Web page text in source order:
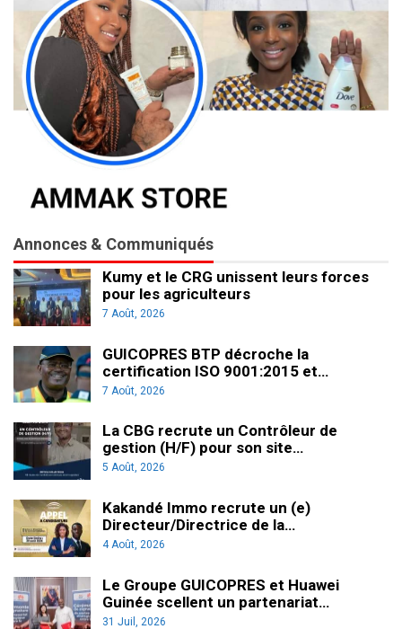
Annonces & Communiqués
Kumy et le CRG unissent leurs forces
pour les agriculteurs
7 Août, 2026
GUICOPRES BTP décroche la
certification ISO 9001:2015 et…
7 Août, 2026
La CBG recrute un Contrôleur de
gestion (H/F) pour son site…
5 Août, 2026
Kakandé Immo recrute un (e)
Directeur/Directrice de la…
4 Août, 2026
Le Groupe GUICOPRES et Huawei
Guinée scellent un partenariat…
31 Juil, 2026